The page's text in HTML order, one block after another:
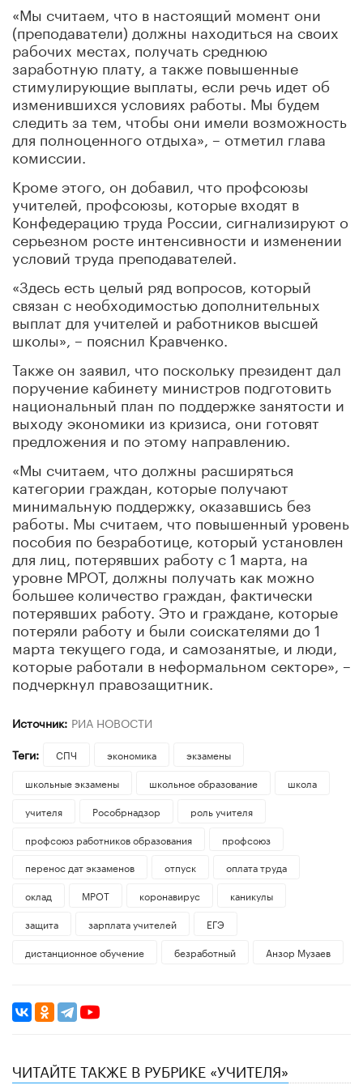
«Мы считаем, что в настоящий момент они
(преподаватели) должны находиться на своих
рабочих местах, получать среднюю
заработную плату, а также повышенные
стимулирующие выплаты, если речь идет об
изменившихся условиях работы. Мы будем
следить за тем, чтобы они имели возможность
для полноценного отдыха», – отметил глава
комиссии.
Кроме этого, он добавил, что профсоюзы
учителей, профсоюзы, которые входят в
Конфедерацию труда России, сигнализируют о
серьезном росте интенсивности и изменении
условий труда преподавателей.
«Здесь есть целый ряд вопросов, который
связан с необходимостью дополнительных
выплат для учителей и работников высшей
школы», – пояснил Кравченко.
Также он заявил, что поскольку президент дал
поручение кабинету министров подготовить
национальный план по поддержке занятости и
выходу экономики из кризиса, они готовят
предложения и по этому направлению.
«Мы считаем, что должны расширяться
категории граждан, которые получают
минимальную поддержку, оказавшись без
работы. Мы считаем, что повышенный уровень
пособия по безработице, который установлен
для лиц, потерявших работу с 1 марта, на
уровне МРОТ, должны получать как можно
большее количество граждан, фактически
потерявших работу. Это и граждане, которые
потеряли работу и были соискателями до 1
марта текущего года, и самозанятые, и люди,
которые работали в неформальном секторе», –
подчеркнул правозащитник.
Источник: РИА НОВОСТИ
Теги:
СПЧ экономика
экзамены
школьные экзамены
школьное образование
школа
учителя
Рособрнадзор
роль учителя
профсоюз работников образования
профсоюз
перенос дат экзаменов
отпуск
оплата труда
оклад
МРОТ коронавирус
каникулы
защита
зарплата учителей
ЕГЭ
дистанционное обучение
безработный Анзор Музаев
ЧИТАЙТЕ ТАКЖЕ В РУБРИКЕ «УЧИТЕЛЯ»